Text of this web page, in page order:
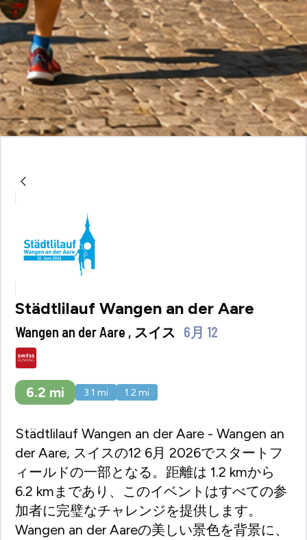
Städtlilauf Wangen an der Aare
Wangen an der Aare , スイス 6月 12
6.2 mi 3.1 mi 1.2 mi
Städtlilauf Wangen an der Aare - Wangen an
der Aare, スイスの12 6月 2026でスタートフ
ィールドの一部となる。距離は 1.2 kmから
6.2 kmまであり、このイベントはすべての参
加者に完璧なチャレンジを提供します。
Wangen an der Aareの美しい景色を背景に、